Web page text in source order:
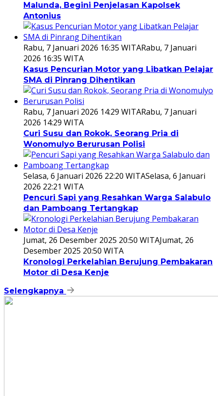
Malunda, Begini Penjelasan Kapolsek
Antonius
Rabu, 7 Januari 2026 16:35 WITARabu, 7 Januari
2026 16:35 WITA
Kasus Pencurian Motor yang Libatkan Pelajar
SMA di Pinrang Dihentikan
Rabu, 7 Januari 2026 14:29 WITARabu, 7 Januari
2026 14:29 WITA
Curi Susu dan Rokok, Seorang Pria di
Wonomulyo Berurusan Polisi
Selasa, 6 Januari 2026 22:20 WITASelasa, 6 Januari
2026 22:21 WITA
Pencuri Sapi yang Resahkan Warga Salabulo
dan Pamboang Tertangkap
Jumat, 26 Desember 2025 20:50 WITAJumat, 26
Desember 2025 20:50 WITA
Kronologi Perkelahian Berujung Pembakaran
Motor di Desa Kenje
Selengkapnya